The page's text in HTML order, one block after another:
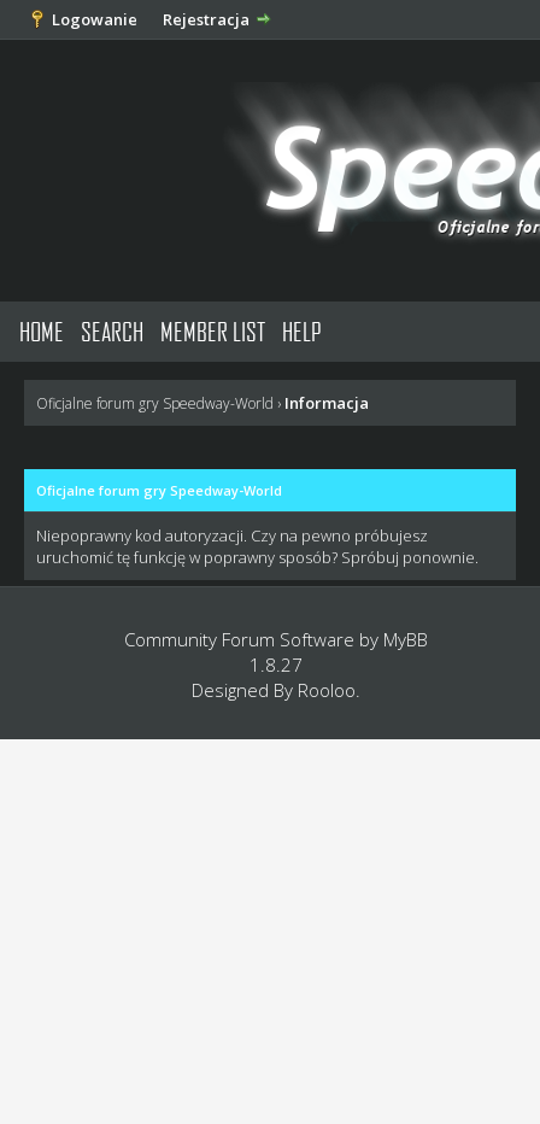
Logowanie Rejestracja
HOME SEARCH MEMBER LIST HELP
Oficjalne forum gry Speedway-World › Informacja
Oficjalne forum gry Speedway-World
Niepoprawny kod autoryzacji. Czy na pewno próbujesz
uruchomić tę funkcję w poprawny sposób? Spróbuj ponownie.
Community Forum Software by MyBB
1.8.27
Designed By Rooloo.